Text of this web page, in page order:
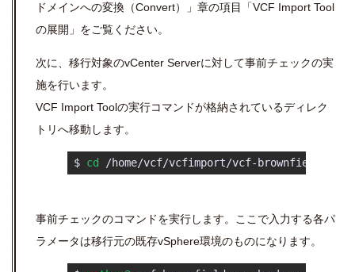
ドメインへの変換（Convert）」章の項目「VCF Import Tool
の展開」をご覧ください。
次に、移行対象のvCenter Serverに対して事前チェックの実
施を行います。
VCF Import Toolの実行コマンドが格納されているディレク
トリへ移動します。
$ cd /home/vcf/vcfimport/vcf-brownfield-
事前チェックのコマンドを実行します。ここで入力する各パ
ラメータは移行元の既存vSphere環境のものになります。